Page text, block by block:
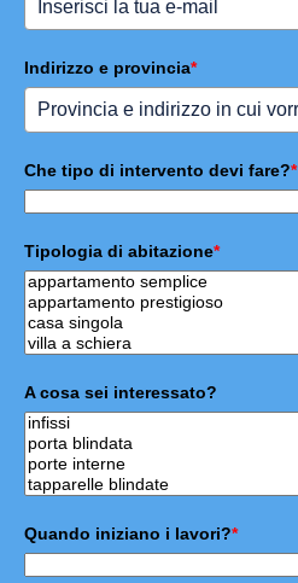
Indirizzo e provincia*
Che tipo di intervento devi fare?*
Tipologia di abitazione*
A cosa sei interessato?
Quando iniziano i lavori?*